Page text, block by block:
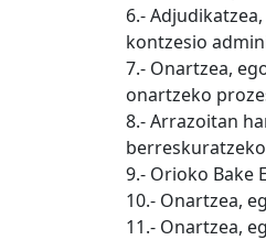
6.-
kontzesio
7.- Onartzea,
onartzeko
8.- Arrazoitan
9.- Orioko Bake
10.- Onartzea,
11.- Onartzea,